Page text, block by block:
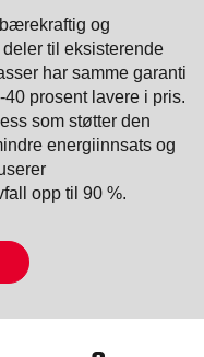
og
til eksisterende
har samme garanti
prosent lavere i pris.
som støtter den
energiinnsats og
opp til 90 %.